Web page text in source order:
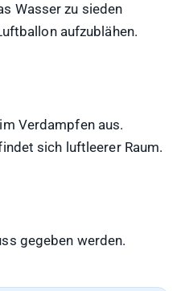
Wasser zu sieden
aufzublähen.
Verdampfen aus.
sich luftleerer Raum.
gegeben werden.